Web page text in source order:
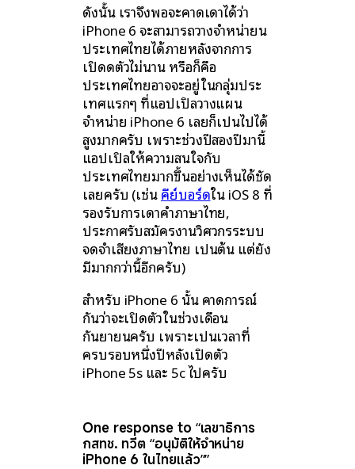
ดังนั้น เราจึงพอจะคาดเดาได้ว่า
iPhone 6 จะสามารถวางจำหน่ายน
ประเทศไทยได้ภายหลังจากการ
เปิดดตัวไม่นาน หรือก็คือ
ประเทศไทยอาจจะอยู่ในกลุ่มประ
เทศแรกๆ ที่แอปเปิลวางแผน
จำหน่าย iPhone 6 เลยก็เป็นไปได้
สูงมากครับ เพราะช่วงปีสองปีมานี้
แอปเปิลให้ความสนใจกับ
ประเทศไทยมากขึ้นอย่างเห็นได้ชัด
เลยครับ (เช่นคีย์บอร์ดใน iOS 8 ที่
รองรับการเดาคำภาษาไทย,
ประกาศรับสมัครงานวิศวกรระบบ
จดจำเสียงภาษาไทย เป็นต้น แต่ยัง
มีมากกว่านี้อีกครับ)
สำหรับ iPhone 6 นั้น คาดการณ์
กันว่าจะเปิดตัวในช่วงเดือน
กันยายนครับ เพราะเป็นเวลาที่
ครบรอบหนึ่งปีหลังเปิดตัว
iPhone 5s และ 5c ไปครับ
One response to “เลขาธิการ
กสทช. ทวีต “อนุมัติให้จำหน่าย
iPhone 6 ในไทยแล้ว””